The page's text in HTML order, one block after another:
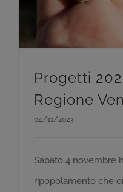
Progetti
Regione
04/11/2023
Sabato 4 novembre
ripopolamento che